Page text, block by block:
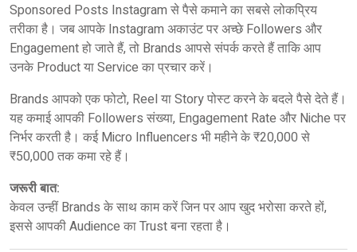
Sponsored Posts Instagram से पैसे कमाने का सबसे लोकप्रिय
तरीका है। जब आपके Instagram अकाउंट पर अच्छे Followers और
Engagement हो जाते हैं, तो Brands आपसे संपर्क करते हैं ताकि आप
उनके Product या Service का प्रचार करें।
Brands आपको एक फोटो, Reel या Story पोस्ट करने के बदले पैसे देते हैं।
यह कमाई आपकी Followers संख्या, Engagement Rate और Niche पर
निर्भर करती है। कई Micro Influencers भी महीने के ₹20,000 से
₹50,000 तक कमा रहे हैं।
जरूरी बात:
केवल उन्हीं Brands के साथ काम करें जिन पर आप खुद भरोसा करते हों,
इससे आपकी Audience का Trust बना रहता है।